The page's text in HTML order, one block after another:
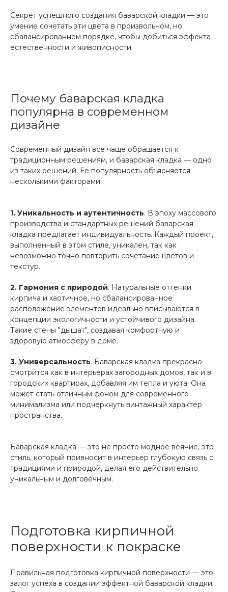
Секрет успешного создания баварской кладки — это
умение сочетать эти цвета в произвольном, но
сбалансированном порядке, чтобы добиться эффекта
естественности и живописности.
Почему баварская кладка
популярна в современном
дизайне
Современный дизайн все чаще обращается к
традиционным решениям, и баварская кладка — одно
из таких решений. Ее популярность объясняется
несколькими факторами:
1. Уникальность и аутентичность. В эпоху массового
производства и стандартных решений баварская
кладка предлагает индивидуальность. Каждый проект,
выполненный в этом стиле, уникален, так как
невозможно точно повторить сочетание цветов и
текстур.
2. Гармония с природой. Натуральные оттенки
кирпича и хаотичное, но сбалансированное
расположение элементов идеально вписываются в
концепции экологичности и устойчивого дизайна.
Такие стены "дышат", создавая комфортную и
здоровую атмосферу в доме.
3. Универсальность. Баварская кладка прекрасно
смотрится как в интерьерах загородных домов, так и в
городских квартирах, добавляя им тепла и уюта. Она
может стать отличным фоном для современного
минимализма или подчеркнуть винтажный характер
пространства.
Баварская кладка — это не просто модное веяние, это
стиль, который привносит в интерьер глубокую связь с
традициями и природой, делая его действительно
уникальным и долговечным.
Подготовка кирпичной
поверхности к покраске
Правильная подготовка кирпичной поверхности — это
залог успеха в создании эффектной баварской кладки.